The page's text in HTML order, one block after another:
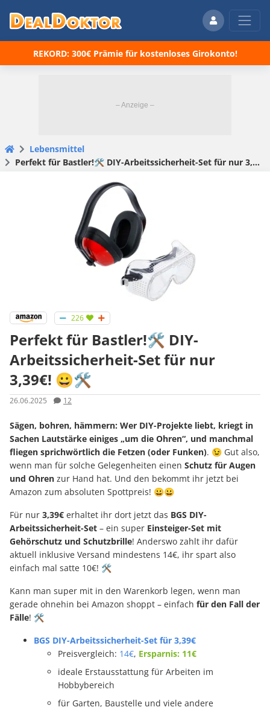
REKORD: 300€ Prämie für kostenloses Girokonto!
Lebensmittel
Perfekt für Bastler!🛠️ DIY-Arbeitssicherheit-Set für nur 3,39€! 😀🛠️
226
Perfekt für Bastler!🛠️ DIY-
Arbeitssicherheit-Set für nur
3,39€! 😀🛠️
26.06.2025 12
Sägen, bohren, hämmern: Wer DIY-Projekte liebt, kriegt in
Sachen Lautstärke einiges „um die Ohren“, und manchmal
fliegen sprichwörtlich die Fetzen (oder Funken). 😉 Gut also,
wenn man für solche Gelegenheiten einen Schutz für Augen
und Ohren zur Hand hat. Und den bekommt ihr jetzt bei
Amazon zum absoluten Spottpreis! 😀😀
Für nur 3,39€ erhaltet ihr dort jetzt das BGS DIY-
Arbeitssicherheit-Set – ein super Einsteiger-Set mit
Gehörschutz und Schutzbrille! Anderswo zahlt ihr dafür
aktuell inklusive Versand mindestens 14€, ihr spart also
einfach mal satte 10€! 🛠️
Kann man super mit in den Warenkorb legen, wenn man
gerade ohnehin bei Amazon shoppt – einfach für den Fall der
Fälle! 🛠️
BGS DIY-Arbeitssicherheit-Set für 3,39€
Preisvergleich: 14€, Ersparnis: 11€
ideale Erstausstattung für Arbeiten im
Hobbybereich
für Garten, Baustelle und viele andere